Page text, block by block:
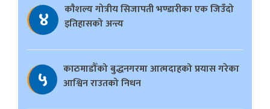
४
काैशल्य गोत्रीय सिजापती भण्डारीका एक जिउँदो
इतिहासको अन्त्य
५
काठमाडौँको बुद्धनगरमा आत्मदाहको प्रयास गरेका
आश्विन राउतको निधन